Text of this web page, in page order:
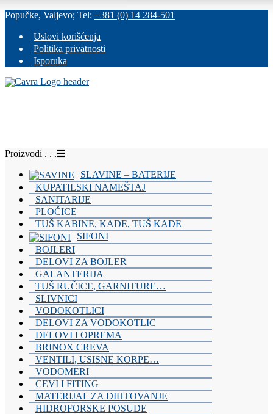
Skip
content
Popučke, Valjevo; Tel: +381 (0) 14 284-501
Uslovi korišćenja
Politika privatnosti
Isporuka
Čavra
Nadohvat
ruke
Široka
ponuda
vodovodnih
kanalizacionih
materijala,
sanitarija,
baterija,
grejnih
sistema
alata.
Kvalitetna
oprema
Proizvodi . . .
SLAVINE – BATERIJE
KUPATILSKI NAMEŠTAJ
SANITARIJE
PLOČICE
TUŠ KABINE, KADE, TUŠ KADE
SIFONI
BOJLERI
DELOVI ZA BOJLER
GALANTERIJA
TUŠ RUČICE, GARNITURE…
SLIVNICI
VODOKOTLICI
DELOVI ZA VODOKOTLIC
DELOVI I OPREMA
BRINOX CREVA
VENTILI, USISNE KORPE…
VODOMERI
CEVI I FITING
MATERIJAL ZA DIHTOVANJE
HIDROFORSKE POSUDE